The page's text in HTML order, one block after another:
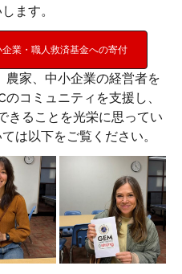
ます。
業・職人救済基金への寄付
農家、中小企業の経営者を
コミュニティを支援し、
きることを光栄に思ってい
は以下をご覧ください。